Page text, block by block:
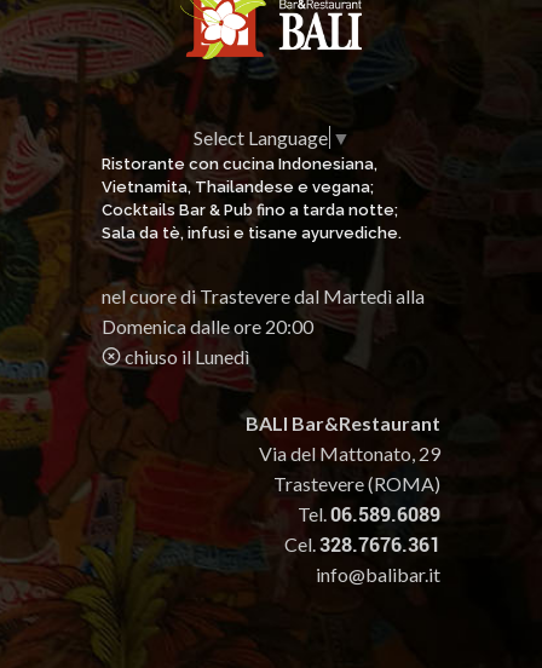
Select Language ▼
Ristorante con cucina Indonesiana,
Vietnamita, Thailandese e vegana;
Cocktails Bar & Pub fino a tarda notte;
Sala da tè, infusi e tisane ayurvediche.
nel cuore di Trastevere dal Martedì alla
Domenica dalle ore 20:00
chiuso il Lunedì
BALI Bar&Restaurant
Via del Mattonato, 29
Trastevere (ROMA)
Tel.06.589.6089
Cel.328.7676.361
info@balibar.it